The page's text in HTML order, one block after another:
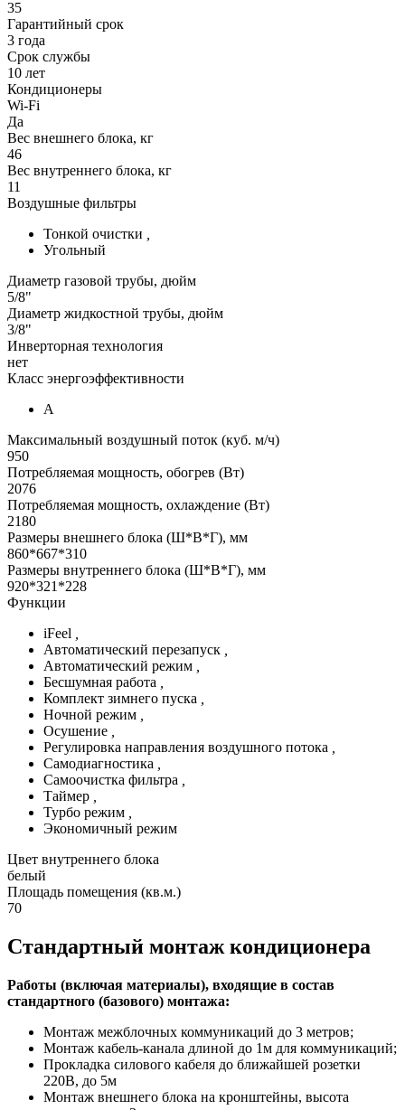
35
Гарантийный срок
3 года
Срок службы
10 лет
Кондиционеры
Wi-Fi
Да
Вес внешнего блока, кг
46
Вес внутреннего блока, кг
11
Воздушные фильтры
Тонкой очистки
Угольный
Диаметр газовой трубы, дюйм
5/8"
Диаметр жидкостной трубы, дюйм
3/8"
Инверторная технология
нет
Класс энергоэффективности
А
Максимальный воздушный поток (куб. м/ч)
950
Потребляемая мощность, обогрев (Вт)
2076
Потребляемая мощность, охлаждение (Вт)
2180
Размеры внешнего блока (Ш*В*Г), мм
860*667*310
Размеры внутреннего блока (Ш*В*Г), мм
920*321*228
Функции
iFeel
Автоматический перезапуск
Автоматический режим
Бесшумная работа
Комплект зимнего пуска
Ночной режим
Осушение
Регулировка направления воздушного потока
Самодиагностика
Самоочистка фильтра
Таймер
Турбо режим
Экономичный режим
Цвет внутреннего блока
белый
Площадь помещения (кв.м.)
70
Стандартный монтаж кондиционера
Работы (включая материалы), входящие в состав
стандартного (базового) монтажа:
Монтаж межблочных коммуникаций до 3 метров;
Монтаж кабель-канала длиной до 1м для коммуникаций;
Прокладка силового кабеля до ближайшей розетки
220В, до 5м
Монтаж внешнего блока на кронштейны, высота